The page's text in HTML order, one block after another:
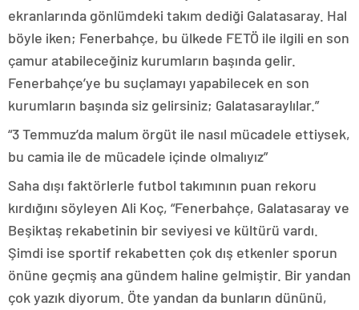
ekranlarında gönlümdeki takım dediği Galatasaray. Hal
böyle iken; Fenerbahçe, bu ülkede FETÖ ile ilgili en son
çamur atabileceğiniz kurumların başında gelir.
Fenerbahçe’ye bu suçlamayı yapabilecek en son
kurumların başında siz gelirsiniz; Galatasaraylılar.”
“3 Temmuz’da malum örgüt ile nasıl mücadele ettiysek,
bu camia ile de mücadele içinde olmalıyız”
Saha dışı faktörlerle futbol takımının puan rekoru
kırdığını söyleyen Ali Koç, “Fenerbahçe, Galatasaray ve
Beşiktaş rekabetinin bir seviyesi ve kültürü vardı.
Şimdi ise sportif rekabetten çok dış etkenler sporun
önüne geçmiş ana gündem haline gelmiştir. Bir yandan
çok yazık diyorum. Öte yandan da bunların dününü,